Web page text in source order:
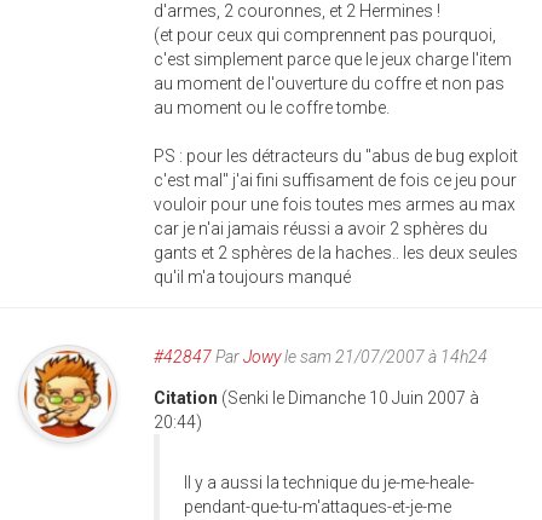
d'armes, 2 couronnes, et 2 Hermines !
(et pour ceux qui comprennent pas pourquoi,
c'est simplement parce que le jeux charge l'item
au moment de l'ouverture du coffre et non pas
au moment ou le coffre tombe.
PS : pour les détracteurs du "abus de bug exploit
c'est mal" j'ai fini suffisament de fois ce jeu pour
vouloir pour une fois toutes mes armes au max
car je n'ai jamais réussi a avoir 2 sphères du
gants et 2 sphères de la haches.. les deux seules
qu'il m'a toujours manqué
#42847ParJowyle sam 21/07/2007 à 14h24
Citation (Senki le Dimanche 10 Juin 2007 à
20:44)
Il y a aussi la technique du je-me-heale-
pendant-que-tu-m'attaques-et-je-me